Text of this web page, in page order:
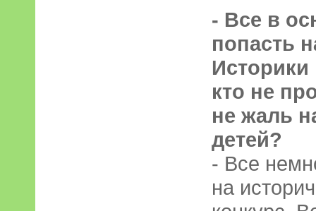
- Все в
попасть
Историки
кто не
не жаль
детей?
- Все
на